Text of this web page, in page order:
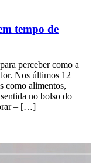
tempo de
perceber como a
Nos últimos 12
como alimentos,
no bolso do
– […]